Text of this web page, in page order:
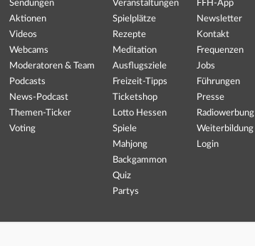
Sendungen
Aktionen
Videos
Webcams
Moderatoren & Team
Podcasts
News-Podcast
Themen-Ticker
Voting
Veranstaltungen
Spielplätze
Rezepte
Meditation
Ausflugsziele
Freizeit-Tipps
Ticketshop
Lotto Hessen
Spiele
Mahjong
Backgammon
Quiz
Partys
FFH-App
Newsletter
Kontakt
Frequenzen
Jobs
Führungen
Presse
Radiowerbung
Weiterbildung
Login